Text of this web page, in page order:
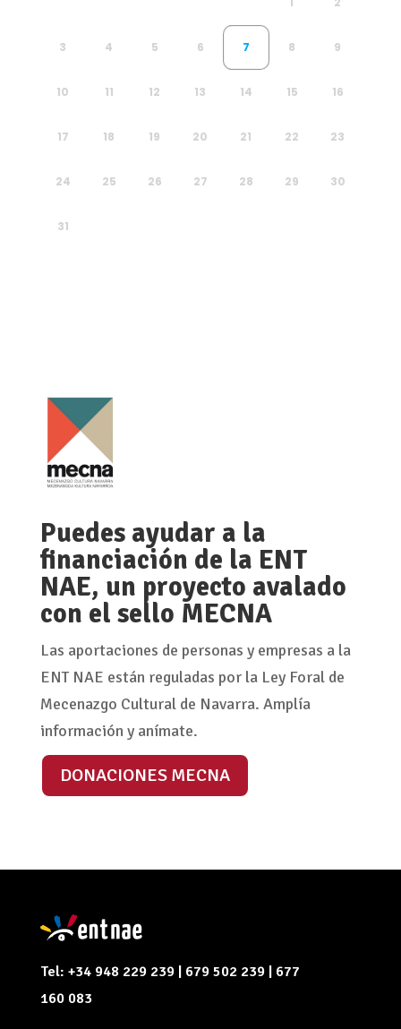
3 4 5 6 7 8 9
10 11 12 13 14 15 16
17 18 19 20 21 22 23
24 25 26 27 28 29 30
31
Puedes ayudar a la
financiación de la ENT
NAE, un proyecto avalado
con el sello MECNA
Las aportaciones de personas y empresas a la
ENT NAE están reguladas por la Ley Foral de
Mecenazgo Cultural de Navarra. Amplía
información y anímate.
DONACIONES MECNA
Tel: +34 948 229 239 | 679 502 239 | 677
160 083